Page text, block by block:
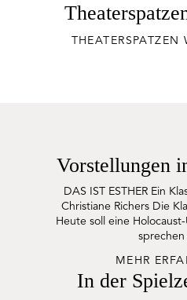
THEATERSPATZEN
Vorstellungen
DAS IST ESTHER Ein
Christiane Richers Die
Heute soll eine
sprechen
MEHR
In der